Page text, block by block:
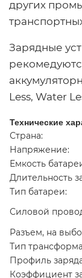
других
Зарядные
Less, Water
Технические
Страна:
Напряжение:
Емкость
Длительность
Тип батареи:
Силовой
Разъем, на
Тип
Профиль
Коэффициент